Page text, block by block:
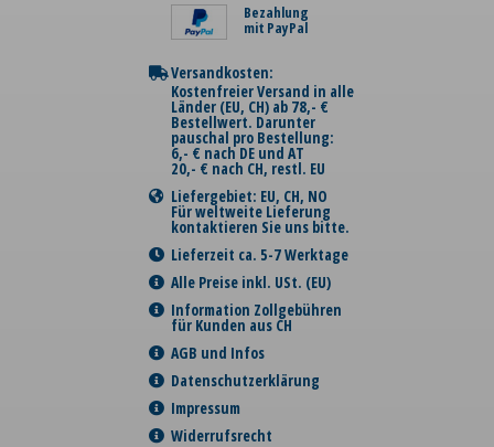
Bezahlung
mit PayPal
Versandkosten:
Kostenfreier Versand in alle
Länder (EU, CH) ab 78,- €
Bestellwert. Darunter
pauschal pro Bestellung:
6,- € nach DE und AT
20,- € nach CH, restl. EU
Liefergebiet: EU, CH, NO
Für weltweite Lieferung
kontaktieren Sie uns bitte.
Lieferzeit ca. 5-7 Werktage
Alle Preise inkl. USt. (EU)
Information Zollgebühren
für Kunden aus CH
AGB und Infos
Datenschutzerklärung
Impressum
Widerrufsrecht